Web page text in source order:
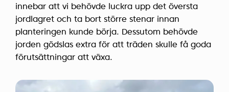
innebar att vi behövde luckra upp det översta
jordlagret och ta bort större stenar innan
planteringen kunde börja. Dessutom behövde
jorden gödslas extra för att träden skulle få goda
förutsättningar att växa.